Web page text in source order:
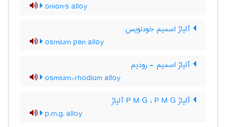
onion's alloy
آلیاژ اسمیم خودنویس
osmium pen alloy
آلیاژ اسمیم - رودیم
osmium-rhodium alloy
آلیاژ P M G ، P M G آلیاژ
p.m.g. alloy